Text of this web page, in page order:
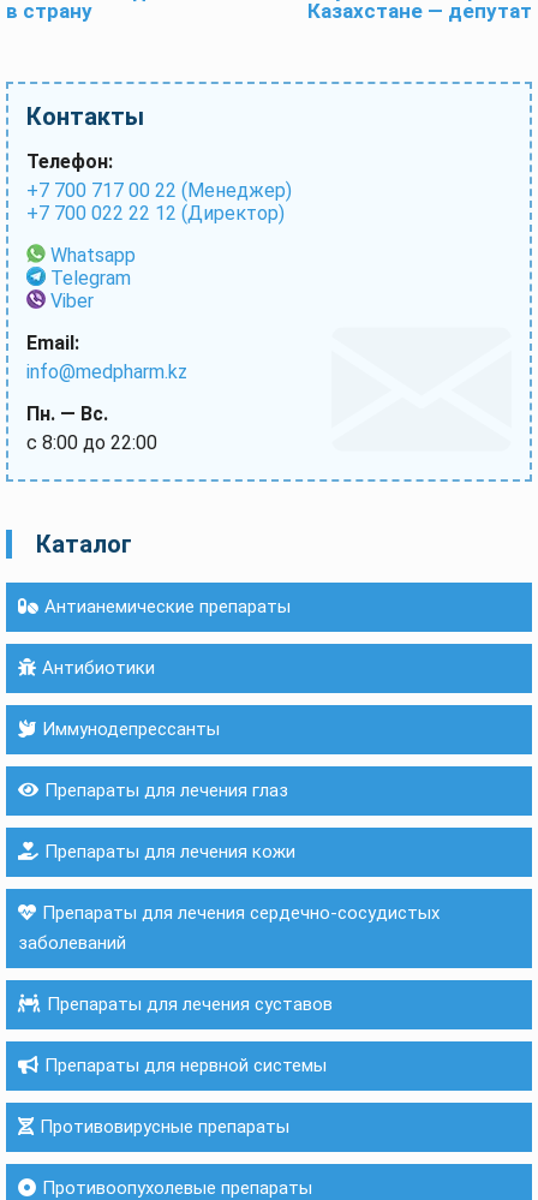
в страну
Казахстане — депутат
Контакты
Телефон:
+7 700 717 00 22 (Менеджер)
+7 700 022 22 12 (Директор)
Whatsapp
Telegram
Viber
Email:
info@medpharm.kz
Пн. — Вс.
с 8:00 до 22:00
Каталог
Антианемические препараты
Антибиотики
Иммунодепрессанты
Препараты для лечения глаз
Препараты для лечения кожи
Препараты для лечения сердечно-сосудистых
заболеваний
Препараты для лечения суставов
Препараты для нервной системы
Противовирусные препараты
Противоопухолевые препараты